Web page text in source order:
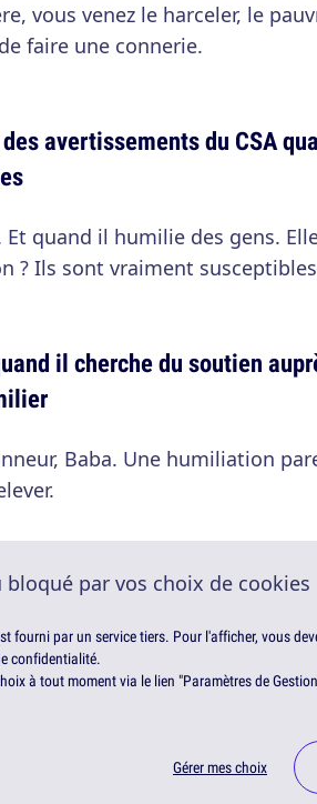
vous venez le harceler, le
faire une connerie.
avertissements du CSA
Et quand il humilie des gens.
? Ils sont vraiment
il cherche du soutien
Baba. Une humiliation
bloqué par vos choix de cookies
fourni par un service tiers. Pour l'afficher, vous
confidentialité.
à tout moment via le lien "Paramètres de
Gérer mes choix